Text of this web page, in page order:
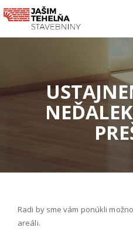
Radi by sme vám ponúkli
areáli.